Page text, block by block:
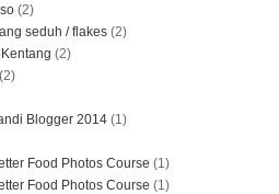
(2)
seduh / flakes (2)
(2)
(2)
Blogger 2014 (1)
Food Photos Course (1)
Food Photos Course (1)